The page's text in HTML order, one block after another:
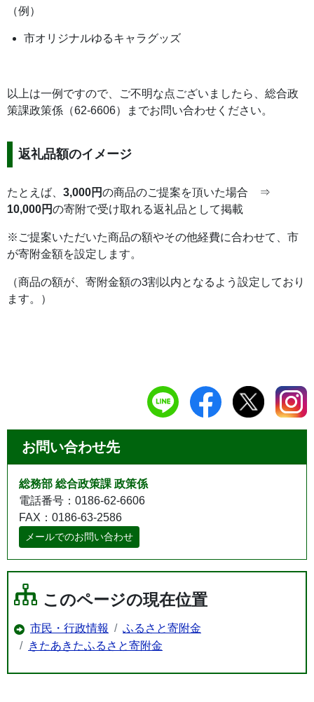
（例）
市オリジナルゆるキャラグッズ
以上は一例ですので、ご不明な点ございましたら、総合政
策課政策係（62-6606）までお問い合わせください。
返礼品額のイメージ
たとえば、 3,000円の商品のご提案を頂いた場合 ⇒
10,000円の寄附で受け取れる返礼品として掲載
※ご提案いただいた商品の額やその他経費に合わせて、市
が寄附金額を設定します。
（商品の額が、寄附金額の3割以内となるよう設定しており
ます。）
お問い合わせ先
総務部 総合政策課 政策係
電話番号：0186-62-6606
FAX：0186-63-2586
メールでのお問い合わせ
このページの現在位置
市民・行政情報
ふるさと寄附金
きたあきたふるさと寄附金